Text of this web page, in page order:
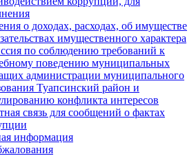
о доходах, расходах, об имуществе
имущественного характера
по соблюдению требований к
поведению муниципальных
администрации муниципального
Туапсинский район и
конфликта интересов
связь для сообщений о фактах
информация